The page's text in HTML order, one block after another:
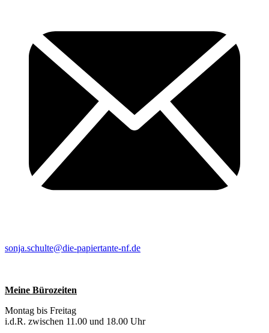
sonja.schulte@die-papiertante-nf.de
Meine Bürozeiten
Montag bis Freitag
i.d.R. zwischen 11.00 und 18.00 Uhr